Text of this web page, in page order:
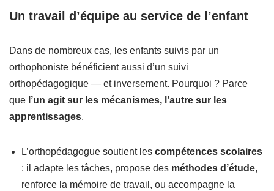
Un travail d’équipe au service de l’enfant
Dans de nombreux cas, les enfants suivis par un
orthophoniste bénéficient aussi d’un suivi
orthopédagogique — et inversement. Pourquoi ? Parce
que l’un agit sur les mécanismes, l’autre sur les
apprentissages.
L’orthopédagogue soutient les compétences scolaires
: il adapte les tâches, propose des méthodes d’étude,
renforce la mémoire de travail, ou accompagne la